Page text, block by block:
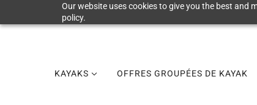
Our website uses cookies to give you the best and
policy.
KAYAKS OFFRES GROUPÉES DE KAYAK